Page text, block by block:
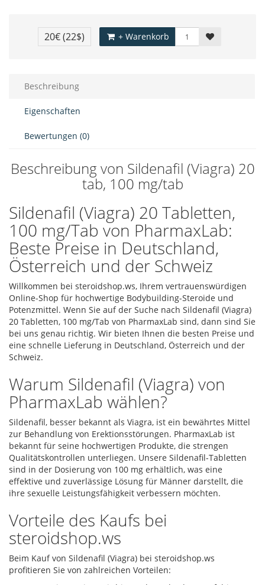
20€(22$) + Warenkorb
Beschreibung
Eigenschaften
Bewertungen (0)
Beschreibung von Sildenafil (Viagra) 20
tab, 100 mg/tab
Sildenafil (Viagra) 20 Tabletten,
100 mg/Tab von PharmaxLab:
Beste Preise in Deutschland,
Österreich und der Schweiz
Willkommen bei steroidshop.ws, Ihrem vertrauenswürdigen
Online-Shop für hochwertige Bodybuilding-Steroide und
Potenzmittel. Wenn Sie auf der Suche nach Sildenafil (Viagra)
20 Tabletten, 100 mg/Tab von PharmaxLab sind, dann sind Sie
bei uns genau richtig. Wir bieten Ihnen die besten Preise und
eine schnelle Lieferung in Deutschland, Österreich und der
Schweiz.
Warum Sildenafil (Viagra) von
PharmaxLab wählen?
Sildenafil, besser bekannt als Viagra, ist ein bewährtes Mittel
zur Behandlung von Erektionsstörungen. PharmaxLab ist
bekannt für seine hochwertigen Produkte, die strengen
Qualitätskontrollen unterliegen. Unsere Sildenafil-Tabletten
sind in der Dosierung von 100 mg erhältlich, was eine
effektive und zuverlässige Lösung für Männer darstellt, die
ihre sexuelle Leistungsfähigkeit verbessern möchten.
Vorteile des Kaufs bei
steroidshop.ws
Beim Kauf von Sildenafil (Viagra) bei steroidshop.ws
profitieren Sie von zahlreichen Vorteilen: